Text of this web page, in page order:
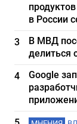
в России
3
В МВД
делиться
4
Google